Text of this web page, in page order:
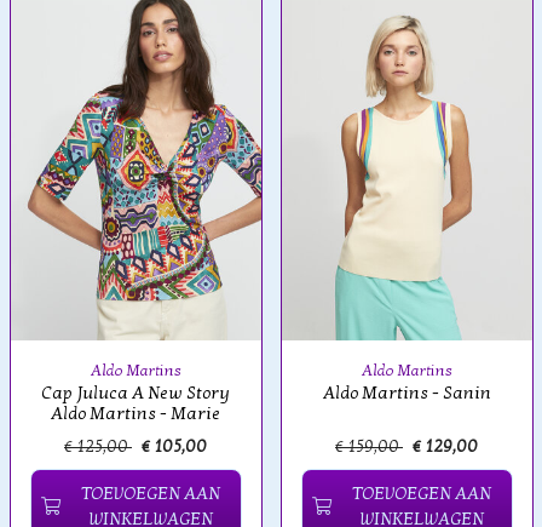
Aldo Martins
Cap Juluca A New Story
Aldo Martins - Marie
€ 125,00 € 105,00
TOEVOEGEN AAN
WINKELWAGEN
Aldo Martins
Aldo Martins - Sanin
€ 159,00 € 129,00
TOEVOEGEN AAN
WINKELWAGEN